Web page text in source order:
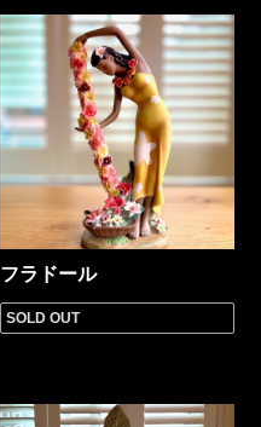
フラドール
SOLD OUT